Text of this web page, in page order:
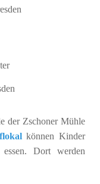
der Zschoner Mühle
können Kinder
Dort werden